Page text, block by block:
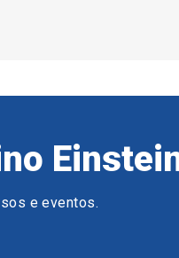
e eventos.